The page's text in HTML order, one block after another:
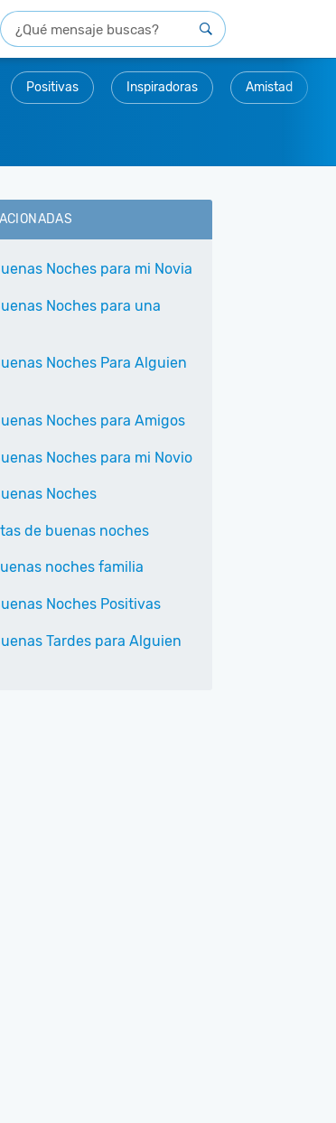
Positivas Inspiradoras Amistad
Noches para mi Novia
Noches para una
Noches Para Alguien
Noches para Amigos
Noches para mi Novio
Noches
de buenas noches
noches familia
Noches Positivas
Tardes para Alguien